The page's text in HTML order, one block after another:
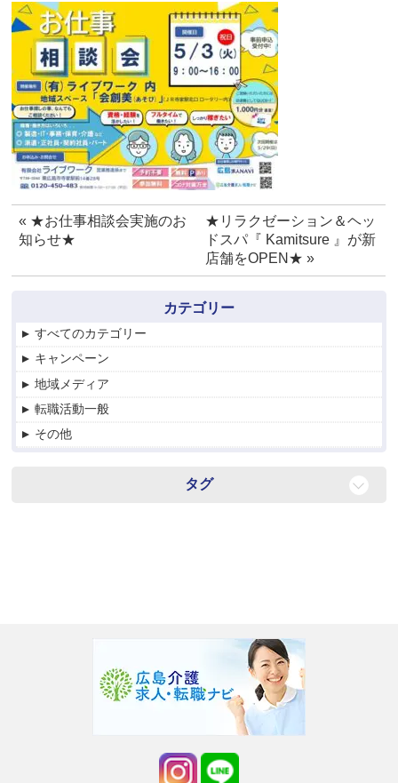
« ★お仕事相談会実施のお
知らせ★
★リラクゼーション＆ヘッ
ドスパ『 Kamitsure 』が新
店舗をOPEN★ »
カテゴリー
すべてのカテゴリー
キャンペーン
地域メディア
転職活動一般
その他
タグ